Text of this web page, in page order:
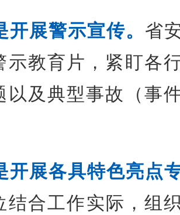
开展警示宣传。 省
示教育片，紧盯各
以及典型事故（事
开展各具特色亮点
结合工作实际，组